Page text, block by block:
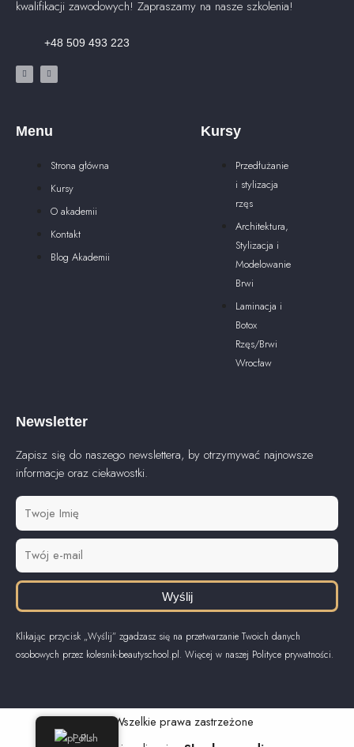
kwalifikacji zawodowych! Zapraszamy na nasze szkolenia!
+48 509 493 223
Menu
Strona główna
Kursy
O akademii
Kontakt
Blog Akademii
Kursy
Przedłużanie
i stylizacja
rzęs
Architektura,
Stylizacja i
Modelowanie
Brwi
Laminacja i
Botox
Rzęs/Brwi
Wrocław
Newsletter
Zapisz się do naszego newslettera, by otrzymywać najnowsze
informacje oraz ciekawostki.
Wyślij
Klikając przycisk „Wyślij” zgadzasz się na przetwarzanie Twoich danych
osobowych przez kolesnik-beautyschool.pl. Więcej w naszej Polityce prywatności.
© Wszelkie prawa zastrzeżone
Polish